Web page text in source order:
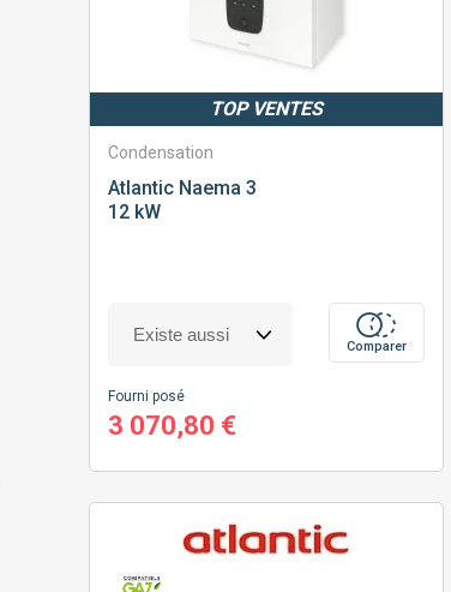
TOP VENTES
Condensation
Atlantic Naema 3
12 kW
Comparer
Fourni posé
3 070,80 €